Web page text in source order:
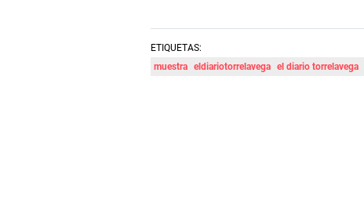
ETIQUETAS:
muestra eldiariotorrelavega el diario torrelavega